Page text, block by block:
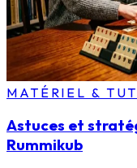
MATÉRIEL &
Astuces et
Rummikub